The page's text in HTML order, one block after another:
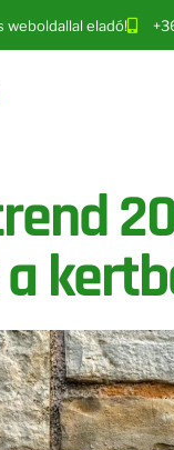
weboldallal eladó!